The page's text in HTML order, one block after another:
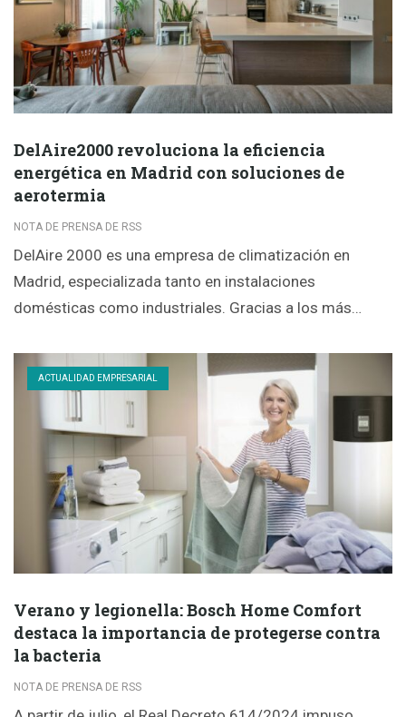
DelAire2000 revoluciona la eficiencia
energética en Madrid con soluciones de
aerotermia
NOTA DE PRENSA DE RSS
DelAire 2000 es una empresa de climatización en
Madrid, especializada tanto en instalaciones
domésticas como industriales. Gracias a los más…
ACTUALIDAD EMPRESARIAL
Verano y legionella: Bosch Home Comfort
destaca la importancia de protegerse contra
la bacteria
NOTA DE PRENSA DE RSS